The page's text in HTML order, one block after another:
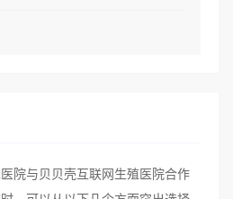
院与贝贝壳互联网生殖医院合作